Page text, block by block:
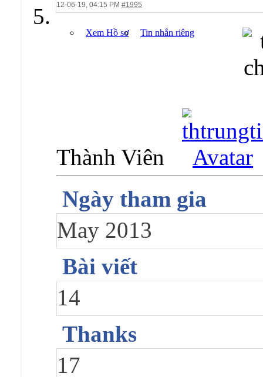
12-06-19, 04:15 PM #1995
Xem Hồ sơ Tin nhắn riêng
Thành Viên
Ngày tham gia
May 2013
Bài viết
14
Thanks
17